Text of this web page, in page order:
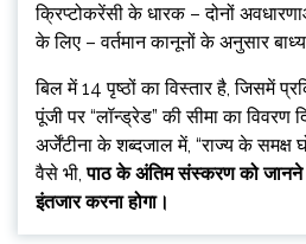
क्रिप्टोकरेंसी के धारक – दोनों
के लिए – वर्तमान कानूनों के अनुसार
बिल में 14 पृष्ठों का विस्तार है, जिसमें
पूंजी पर “लॉन्ड्रेड” की सीमा का विवरण
अर्जेंटीना के शब्दजाल में, “राज्य के समक्ष
वैसे भी,पाठ के अंतिम संस्करण को
इंतजार करना होगा।